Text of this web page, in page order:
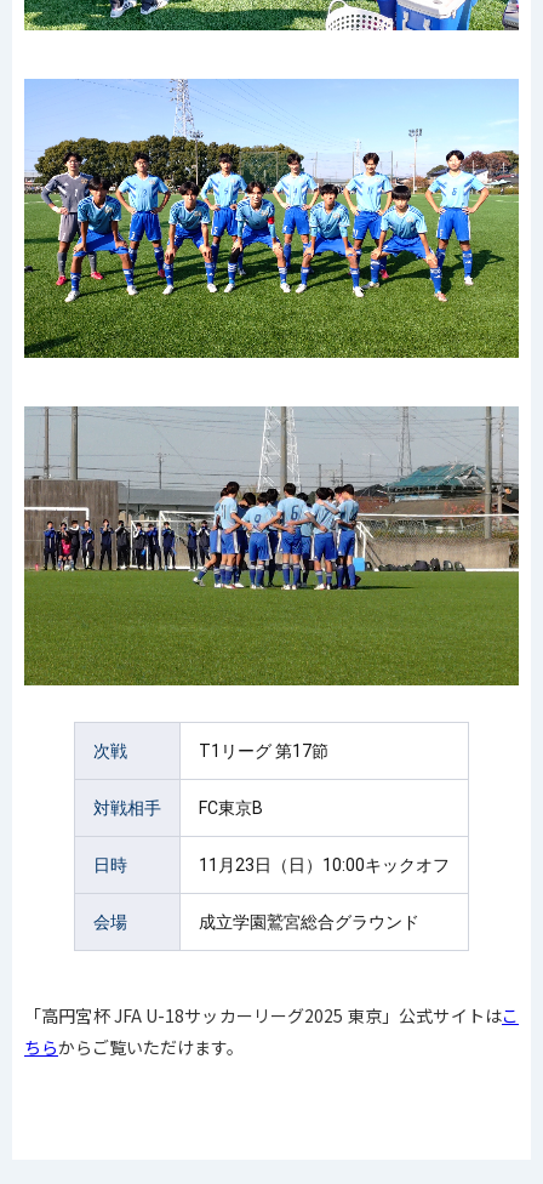
次戦 T1リーグ 第17節
対戦相手 FC東京B
日時 11月23日（日）10:00キックオフ
会場 成立学園鷲宮総合グラウンド
「高円宮杯 JFA U-18サッカーリーグ2025 東京」公式サイトはこ
ちらからご覧いただけます。